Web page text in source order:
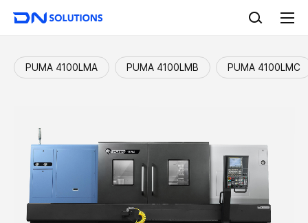
D
N
l
u
전
뉴
PUMA 4100LMA
PUMA 4100LMB PUMA 4100LMC